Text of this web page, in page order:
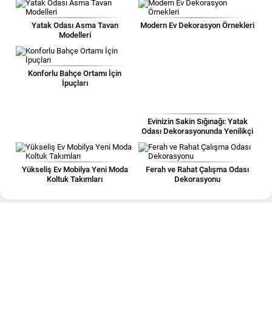
Yatak Odası Asma Tavan
Modelleri
Modern Ev Dekorasyon Örnekleri
Konforlu Bahçe Ortamı İçin
İpuçları
Evinizin Sakin Sığınağı: Yatak
Odası Dekorasyonunda Yenilikçi
Yükseliş Ev Mobilya Yeni Moda
Koltuk Takımları
Ferah ve Rahat Çalışma Odası
Dekorasyonu